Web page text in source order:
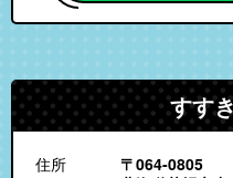
すす
住所
〒064-0805